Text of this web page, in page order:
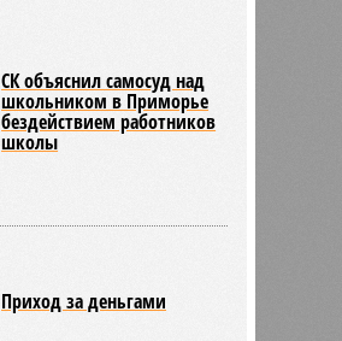
СК объяснил самосуд над
школьником в Приморье
бездействием работников
школы
Приход за деньгами